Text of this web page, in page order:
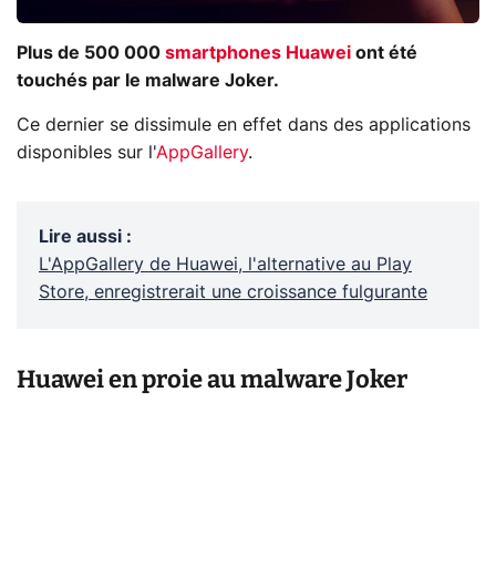
Plus de 500 000 smartphones Huawei ont été
touchés par le malware Joker.
Ce dernier se dissimule en effet dans des applications
disponibles sur l'AppGallery.
Lire aussi :
L'AppGallery de Huawei, l'alternative au Play
Store, enregistrerait une croissance fulgurante
Huawei en proie au malware Joker